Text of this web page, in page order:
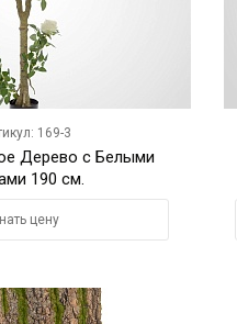
169-3
Дерево с Белыми
190 см.
цену